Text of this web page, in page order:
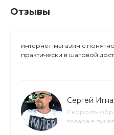
Отзывы
интернет-магазин с
практически в шаговой
Сергей
Скорость
товара в